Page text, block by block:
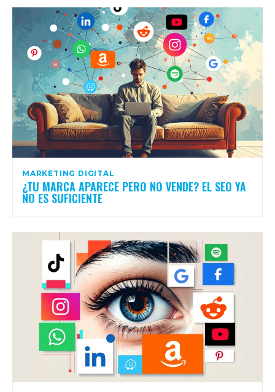
MARKETING DIGITAL
¿TU MARCA APARECE PERO NO VENDE? EL SEO YA
NO ES SUFICIENTE